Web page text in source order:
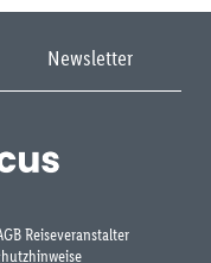
Newsletter
Reiseveranstalter